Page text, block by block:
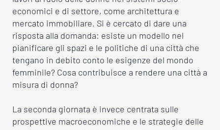
economici e di settore, come architettura e
mercato immobiliare. Si è cercato di dare una
risposta alla domanda: esiste un modello nel
pianificare gli spazi e le politiche di una città che
tengano in debito conto le esigenze del mondo
femminile? Cosa contribuisce a rendere una città a
misura di donna?
La seconda giornata è invece centrata sulle
prospettive macroeconomiche e le strategie delle